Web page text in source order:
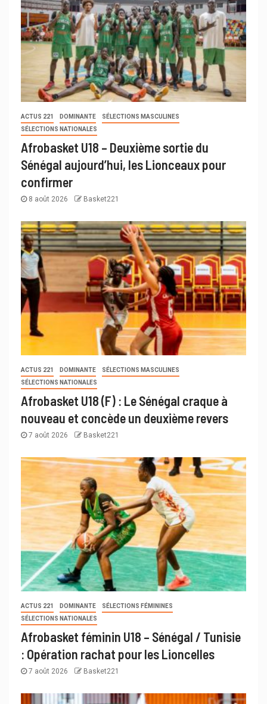
ACTUS 221 DOMINANTE
SÉLECTIONS MASCULINES
SÉLECTIONS NATIONALES
Afrobasket U18 – Deuxième sortie du
Sénégal aujourd’hui, les Lionceaux pour
confirmer
8 août 2026 Basket221
ACTUS 221 DOMINANTE
SÉLECTIONS MASCULINES
SÉLECTIONS NATIONALES
Afrobasket U18 (F) : Le Sénégal craque à
nouveau et concède un deuxième revers
7 août 2026 Basket221
ACTUS 221 DOMINANTE
SÉLECTIONS FÉMININES
SÉLECTIONS NATIONALES
Afrobasket féminin U18 – Sénégal / Tunisie
: Opération rachat pour les Lioncelles
7 août 2026 Basket221